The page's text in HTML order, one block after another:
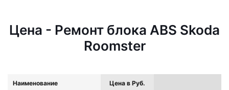
Цена - Ремонт блока ABS Skoda
Roomster
Наименование Цена в Руб.